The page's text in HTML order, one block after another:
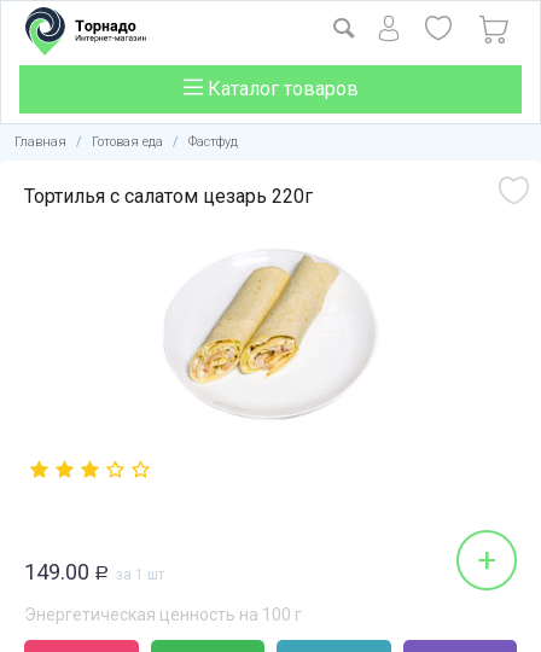
Каталог товаров
Главная / Готовая еда / Фастфуд
Тортилья с салатом цезарь 220г
149.00 Р за 1 шт +
Энергетическая ценность на 100 г